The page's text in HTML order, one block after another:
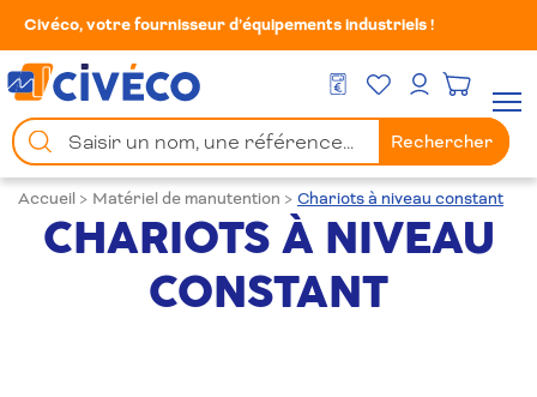
Civéco, votre fournisseur d’équipements industriels !
DEVIS GRATUIT
Mes FavorisMon compte
Chercher
un
produit
Rechercher
Accueil > Matériel de manutention > Chariots à niveau constant
CHARIOTS À NIVEAU
CONSTANT